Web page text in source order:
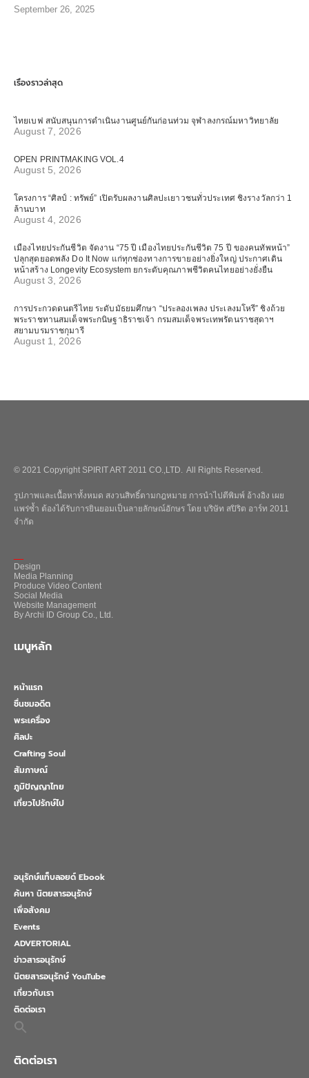
September 26, 2025
เรื่องราวล่าสุด
ไทยเบฟ สนับสนุนการดำเนินงานศูนย์กันก่อนท่วม จุฬาลงกรณ์มหาวิทยาลัย
August 7, 2026
OPEN PRINTMAKING VOL.4
August 5, 2026
โครงการ “ศิลป์ : ทรัพย์” เปิดรับผลงานศิลปะเยาวชนทั่วประเทศ ชิงรางวัลกว่า 1
ล้านบาท
August 4, 2026
เมืองไทยประกันชีวิต จัดงาน “75 ปี เมืองไทยประกันชีวิต 75 ปี ของคนทัพหน้า”
ปลุกสุดยอดพลัง Do It Now แก่ทุกช่องทางการขายอย่างยิ่งใหญ่ ประกาศเดิน
หน้าสร้าง Longevity Ecosystem ยกระดับคุณภาพชีวิตคนไทยอย่างยั่งยืน
August 3, 2026
การประกวดดนตรีไทย ระดับมัธยมศึกษา “ประลองเพลง ประเลงมโหรี” ชิงถ้วย
พระราชทานสมเด็จพระกนิษฐาธิราชเจ้า กรมสมเด็จพระเทพรัตนราชสุดาฯ
สยามบรมราชกุมารี
August 1, 2026
© 2021 Copyright SPIRIT ART 2011 CO.,LTD. All Rights Reserved.
รูปภาพและเนื้อหาทั้งหมด สงวนสิทธิ์ตามกฎหมาย การนำไปตีพิมพ์ อ้างอิง เผย
แพร่ซ้ำ ต้องได้รับการยินยอมเป็นลายลักษณ์อักษร โดย บริษัท สปิริต อาร์ท 2011
จำกัด
Design
Media Planning
Produce Video Content
Social Media
Website Management
By Archi ID Group Co., Ltd.
เมนูหลัก
หน้าแรก
ชื่นชมอดีต
พระเครื่อง
ศิลปะ
Crafting Soul
สัมภาษณ์
ภูมิปัญญาไทย
เที่ยวไปรักษ์ไป
อนุรักษ์แท็บลอยด์ Ebook
ค้นหา นิตยสารอนุรักษ์
เพื่อสังคม
Events
ADVERTORIAL
ข่าวสารอนุรักษ์
นิตยสารอนุรักษ์ YouTube
เกี่ยวกับเรา
ติดต่อเรา
Search
for:
ติดต่อเรา